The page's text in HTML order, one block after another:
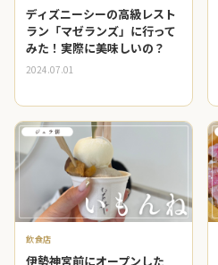
ディズニーシーの高級レスト
ラン「マゼランズ」に行って
みた！実際に美味しいの？
2024.07.01
飲食店
伊勢神宮前にオープンした